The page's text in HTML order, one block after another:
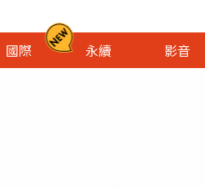
國際 永續 影音